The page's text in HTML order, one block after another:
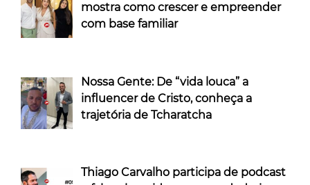
mostra como crescer e empreender
com base familiar
Nossa Gente: De “vida louca” a
influencer de Cristo, conheça a
trajetória de Tcharatcha
Thiago Carvalho participa de podcast